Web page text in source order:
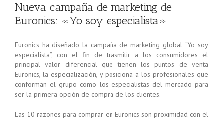
Nueva campaña de marketing de
Euronics: «Yo soy especialista»
Euronics ha diseñado la campaña de marketing global “Yo soy
especialista”, con el fin de trasmitir a los consumidores el
principal valor diferencial que tienen los puntos de venta
Euronics, la especialización, y posiciona a los profesionales que
conforman el grupo como los especialistas del mercado para
ser la primera opción de compra de los clientes.
Las 10 razones para comprar en Euronics son proximidad con el